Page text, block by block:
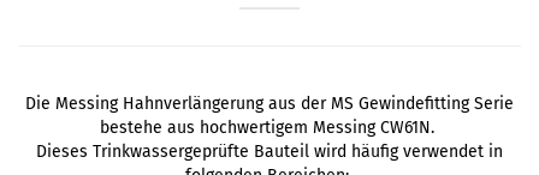
Die Messing Hahnverlängerung aus der MS Gewindefitting Serie
bestehe aus hochwertigem Messing CW61N.
Dieses Trinkwassergeprüfte Bauteil wird häufig verwendet in